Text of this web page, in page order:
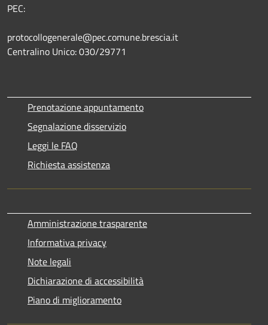
PEC:
protocollogenerale@pec.comune.brescia.it
Centralino Unico: 030/29771
Prenotazione appuntamento
Segnalazione disservizio
Leggi le FAQ
Richiesta assistenza
Amministrazione trasparente
Informativa privacy
Note legali
Dichiarazione di accessibilità
Piano di miglioramento